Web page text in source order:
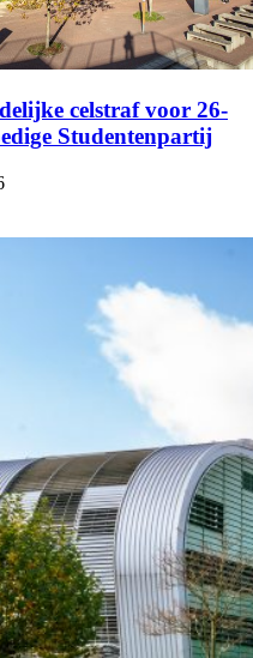
celstraf voor 26-
Studentenpartij